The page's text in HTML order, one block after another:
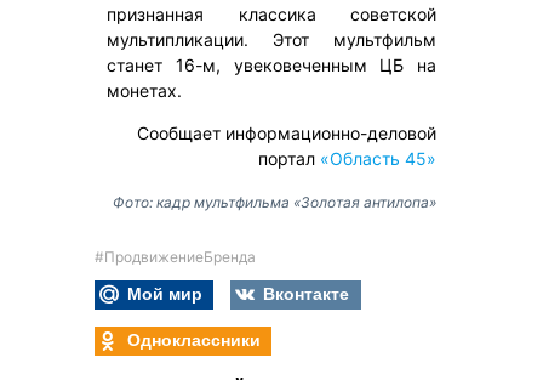
признанная классика советской
мультипликации. Этот мультфильм
станет 16-м, увековеченным ЦБ на
монетах.
Сообщает информационно-деловой
портал «Область 45»
Фото: кадр мультфильма «Золотая антилопа»
#ПродвижениеБренда
Мой мир
Вконтакте
Одноклассники